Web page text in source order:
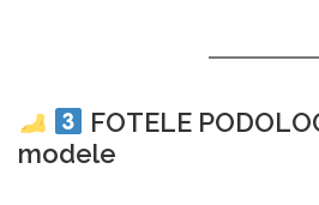
FOTELE
modele